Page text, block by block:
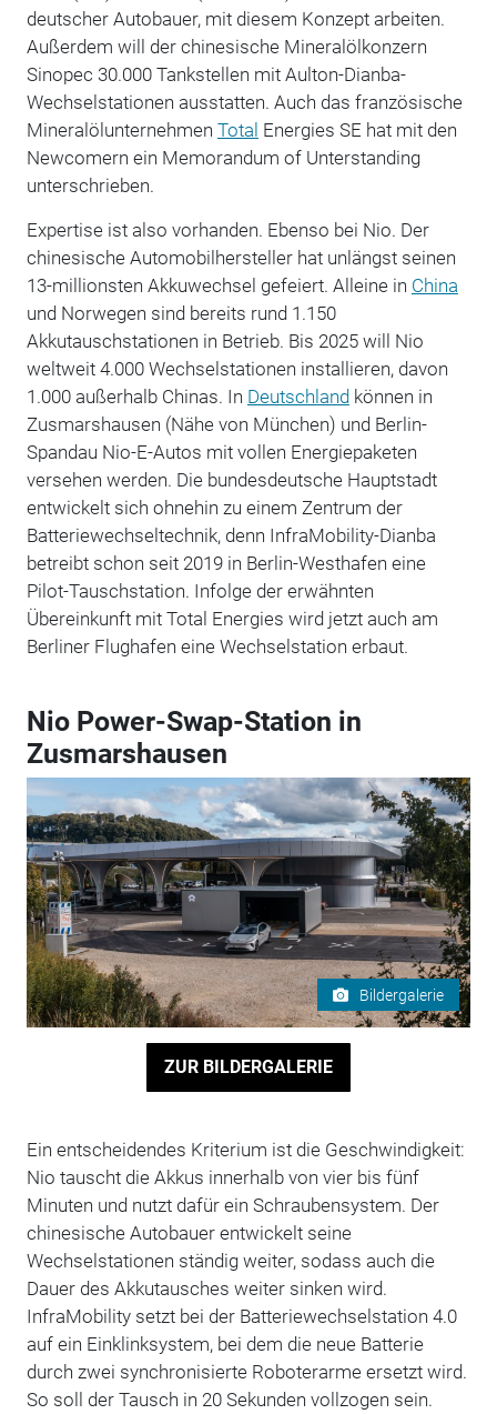
deutscher Autobauer, mit diesem Konzept arbeiten.
Außerdem will der chinesische Mineralölkonzern
Sinopec 30.000 Tankstellen mit Aulton-Dianba-
Wechselstationen ausstatten. Auch das französische
Mineralölunternehmen Total Energies SE hat mit den
Newcomern ein Memorandum of Unterstanding
unterschrieben.
Expertise ist also vorhanden. Ebenso bei Nio. Der
chinesische Automobilhersteller hat unlängst seinen
13-millionsten Akkuwechsel gefeiert. Alleine in China
und Norwegen sind bereits rund 1.150
Akkutauschstationen in Betrieb. Bis 2025 will Nio
weltweit 4.000 Wechselstationen installieren, davon
1.000 außerhalb Chinas. In Deutschlandkönnen in
Zusmarshausen (Nähe von München) und Berlin-
Spandau Nio-E-Autos mit vollen Energiepaketen
versehen werden. Die bundesdeutsche Hauptstadt
entwickelt sich ohnehin zu einem Zentrum der
Batteriewechseltechnik, denn InfraMobility-Dianba
betreibt schon seit 2019 in Berlin-Westhafen eine
Pilot-Tauschstation. Infolge der erwähnten
Übereinkunft mit Total Energies wird jetzt auch am
Berliner Flughafen eine Wechselstation erbaut.
Nio Power-Swap-Station in
Zusmarshausen
Bildergalerie
ZUR BILDERGALERIE
Ein entscheidendes Kriterium ist die Geschwindigkeit:
Nio tauscht die Akkus innerhalb von vier bis fünf
Minuten und nutzt dafür ein Schraubensystem. Der
chinesische Autobauer entwickelt seine
Wechselstationen ständig weiter, sodass auch die
Dauer des Akkutausches weiter sinken wird.
InfraMobility setzt bei der Batteriewechselstation 4.0
auf ein Einklinksystem, bei dem die neue Batterie
durch zwei synchronisierte Roboterarme ersetzt wird.
So soll der Tausch in 20 Sekunden vollzogen sein.